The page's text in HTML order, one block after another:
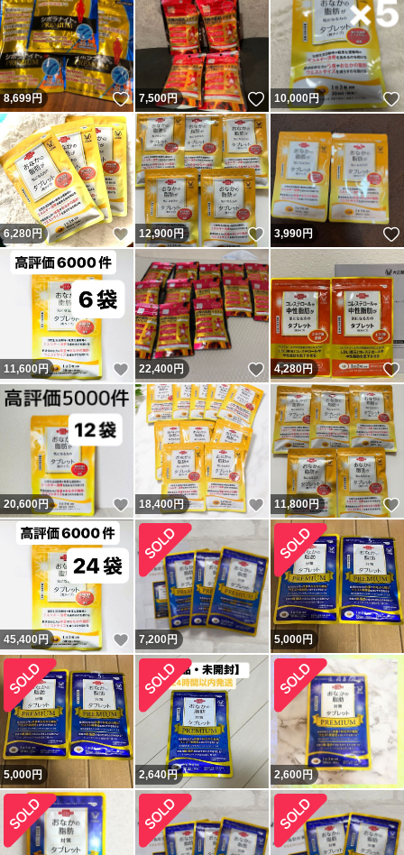
8,699円 いいね！
7,500円 いいね！
10,000円
6,280円 いいね！
12,900円 いいね！
3,990円
11,600 円 いいね！
22,400円 いいね！
4,280円
20,600円 いいね！
18,400円 いいね！
11,800円
45,400円 いいね！
7,200円 5,000円
5,000円 2,640円 2,600円